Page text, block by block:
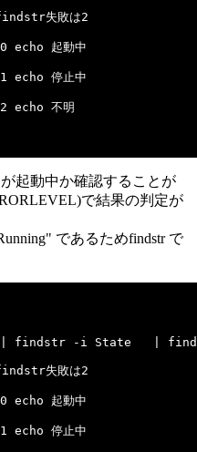
失敗は2
echo 起動中
echo 停止中
echo 不明
起動中か確認することが
で結果の判定が
であるためfindstr で
| findstr -i State   |
失敗は2
echo 起動中
echo 停止中